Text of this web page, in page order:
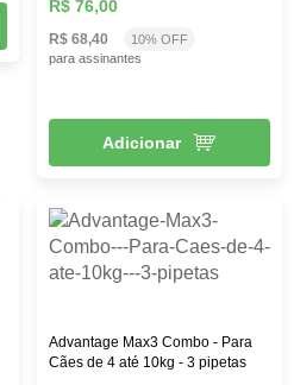
R$ 76,00
R$ 68,40
10% OFF
para assinantes
Adicionar
Advantage Max3 Combo - Para
Cães de 4 até 10kg - 3 pipetas